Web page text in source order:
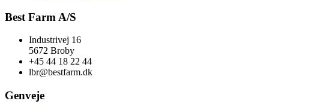
Best Farm A/S
Industrivej 16
5672 Broby
+45 44 18 22 44
lbr@bestfarm.dk
Genveje